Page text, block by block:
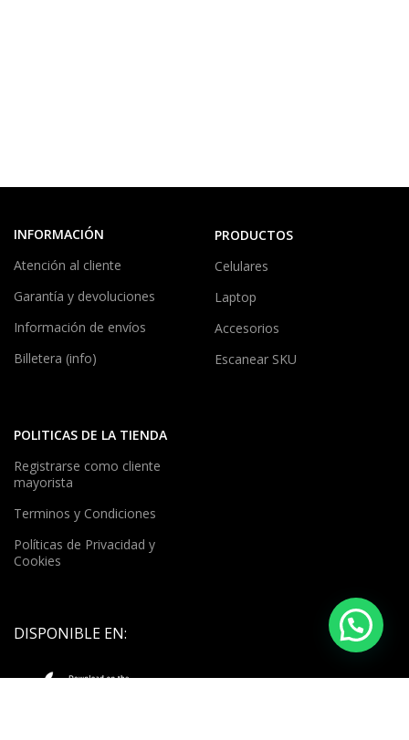
INFORMACIÓN
Atención al cliente
Garantía y devoluciones
Información de envíos
Billetera (info)
PRODUCTOS
Celulares
Laptop
Accesorios
Escanear SKU
POLITICAS DE LA TIENDA
Registrarse como cliente
mayorista
Terminos y Condiciones
Políticas de Privacidad y
Cookies
DISPONIBLE EN: